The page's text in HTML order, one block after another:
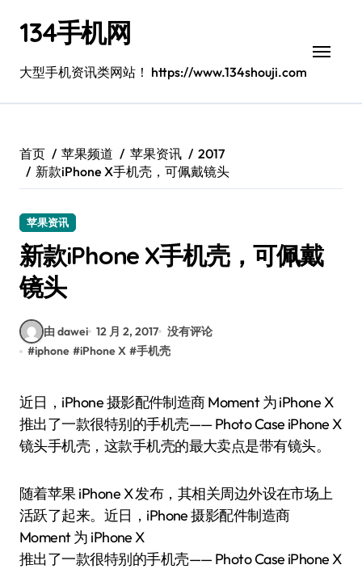
134手机网
大型手机资讯类网站！ https://www.134shouji.com
首页 苹果频道 苹果资讯
2017
新款iPhone X手机壳，可佩戴镜头
苹果资讯
新款iPhone X手机壳，可佩戴
镜头
由 dawei 12 月 2, 2017 没有评论
#iphone #iPhone X #手机壳
近日，iPhone 摄影配件制造商 Moment 为 iPhone X
推出了一款很特别的手机壳—— Photo Case iPhone X
镜头手机壳，这款手机壳的最大卖点是带有镜头。
随着苹果 iPhone X 发布，其相关周边外设在市场上
活跃了起来。近日，iPhone 摄影配件制造商
Moment 为 iPhone X
推出了一款很特别的手机壳—— Photo Case iPhone X